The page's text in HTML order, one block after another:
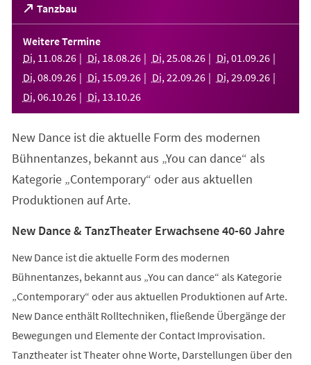
Tanzbau
(Öffnet
in
einem
neuen
Tab)
Weitere Termine
Di, 11 .08.26 Di, 18.08.26 Di, 25.08.26 Di, 01 .09.26
Di, 08.09.26 Di, 15.09.26 Di, 22.09.26 Di, 29.09.26
Di, 06.10.26 Di, 13.10.26
New Dance ist die aktuelle Form des modernen
Bühnentanzes, bekannt aus „You can dance“ als
Kategorie „Contemporary“ oder aus aktuellen
Produktionen auf Arte.
New Dance & TanzTheater Erwachsene 40-60 Jahre
New Dance ist die aktuelle Form des modernen
Bühnentanzes, bekannt aus „You can dance“ als Kategorie
„Contemporary“ oder aus aktuellen Produktionen auf Arte.
New Dance enthält Rolltechniken, fließende Übergänge der
Bewegungen und Elemente der Contact Improvisation.
Tanztheater ist Theater ohne Worte, Darstellungen über den